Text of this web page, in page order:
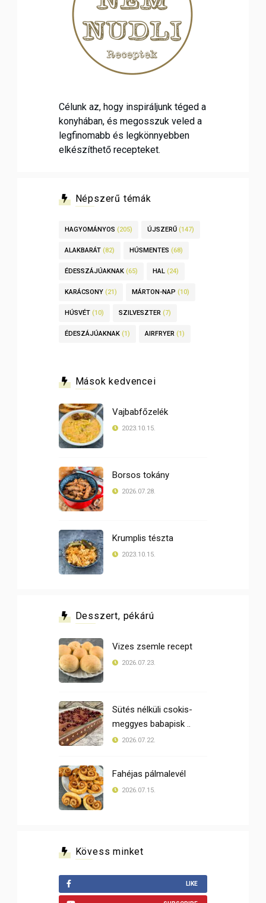
Célunk az, hogy inspiráljunk téged a
konyhában, és megosszuk veled a
legfinomabb és legkönnyebben
elkészíthető recepteket.
Népszerű témák
HAGYOMÁNYOS (205) ÚJSZERŰ (147)
ALAKBARÁT (82) HÚSMENTES (68)
ÉDESSZÁJÚAKNAK (65) HAL (24)
KARÁCSONY (21) MÁRTON-NAP (10)
HÚSVÉT (10) SZILVESZTER (7)
ÉDESZÁJÚAKNAK (1) AIRFRYER (1)
Mások kedvencei
Vajbabfőzelék
2023.10.15.
Borsos tokány
2026.07.28.
Krumplis tészta
2023.10.15.
Desszert, pékárú
Vizes zsemle recept
2026.07.23.
Sütés nélküli csokis-
meggyes babapisk ..
2026.07.22.
Fahéjas pálmalevél
2026.07.15.
Kövess minket
LIKE